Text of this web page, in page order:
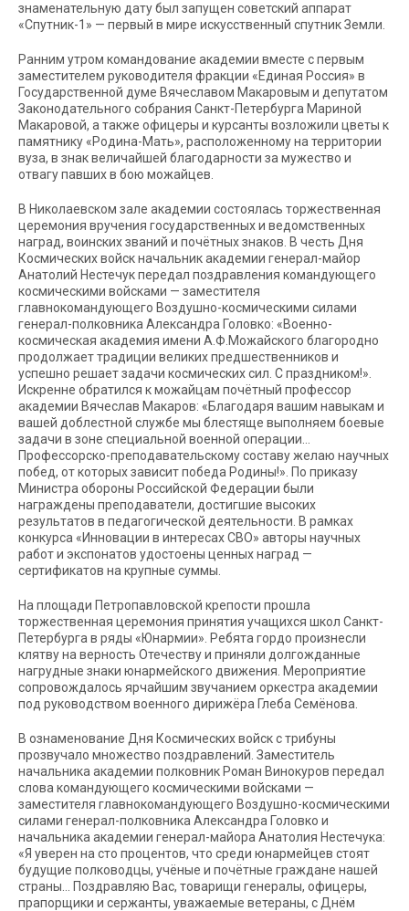
знаменательную дату был запущен советский аппарат
«Спутник-1» — первый в мире искусственный спутник Земли.
Ранним утром командование академии вместе с первым
заместителем руководителя фракции «Единая Россия» в
Государственной думе Вячеславом Макаровым и депутатом
Законодательного собрания Санкт-Петербурга Мариной
Макаровой, а также офицеры и курсанты возложили цветы к
памятнику «Родина-Мать», расположенному на территории
вуза, в знак величайшей благодарности за мужество и
отвагу павших в бою можайцев.
В Николаевском зале академии состоялась торжественная
церемония вручения государственных и ведомственных
наград, воинских званий и почётных знаков. В честь Дня
Космических войск начальник академии генерал-майор
Анатолий Нестечук передал поздравления командующего
космическими войсками — заместителя
главнокомандующего Воздушно-космическими силами
генерал-полковника Александра Головко: «Военно-
космическая академия имени А.Ф.Можайского благородно
продолжает традиции великих предшественников и
успешно решает задачи космических сил. С праздником!».
Искренне обратился к можайцам почётный профессор
академии Вячеслав Макаров: «Благодаря вашим навыкам и
вашей доблестной службе мы блестяще выполняем боевые
задачи в зоне специальной военной операции…
Профессорско-преподавательскому составу желаю научных
побед, от которых зависит победа Родины!». По приказу
Министра обороны Российской Федерации были
награждены преподаватели, достигшие высоких
результатов в педагогической деятельности. В рамках
конкурса «Инновации в интересах СВО» авторы научных
работ и экспонатов удостоены ценных наград —
сертификатов на крупные суммы.
На площади Петропавловской крепости прошла
торжественная церемония принятия учащихся школ Санкт-
Петербурга в ряды «Юнармии». Ребята гордо произнесли
клятву на верность Отечеству и приняли долгожданные
нагрудные знаки юнармейского движения. Мероприятие
сопровождалось ярчайшим звучанием оркестра академии
под руководством военного дирижёра Глеба Семёнова.
В ознаменование Дня Космических войск с трибуны
прозвучало множество поздравлений. Заместитель
начальника академии полковник Роман Винокуров передал
слова командующего космическими войсками —
заместителя главнокомандующего Воздушно-космическими
силами генерал-полковника Александра Головко и
начальника академии генерал-майора Анатолия Нестечука:
«Я уверен на сто процентов, что среди юнармейцев стоят
будущие полководцы, учёные и почётные граждане нашей
страны… Поздравляю Вас, товарищи генералы, офицеры,
прапорщики и сержанты, уважаемые ветераны, с Днём